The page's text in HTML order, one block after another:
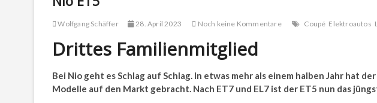
Wolfgang Schäffer 28. April 2023 Noch keine Kommentare Coupé Elektroautos
Drittes Familienmitglied
Bei Nio geht es Schlag auf Schlag. In etwas mehr als einem halben Jahr hat
Modelle auf den Markt gebracht. Nach ET7 und EL7 ist der ET5 nun das